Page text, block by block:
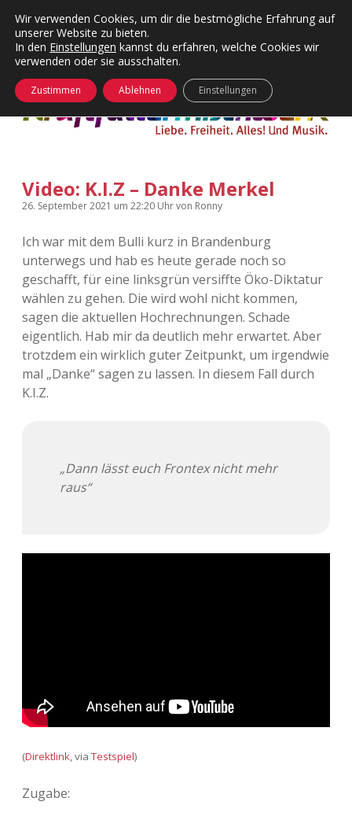
Kategorien
Menü
24 Hours Chilling
Die Wende
KFMW-Disco
Kopfkinomusik
Nur mal so
Täglicher Sinnwahn
Visuelles
KFMW-Disco
Dates
Contact
Menü
öffnen
Adventskalender 2010
Adventskalender 2011
Adventskalender 2012
Adventskalender 2013
Adventskalender 2022
Adventskalender 2023
facebook
instagram
rss soundcloud
vimeoBluesky
öffnen
Video: K.I.Z – Danke Merkel
26. September 2021 um 22:20 Uhrvon Ronny
Ich war mit dem Bulli kurz in Brandenburg
unterwegs und hab es heute gerade noch so
geschafft, für eine linksgrün versiffte Öko-Diktatur
wählen zu gehen. Die wird wohl nicht kommen,
sagen die aktuellen Hochrechnungen. Schade
eigentlich. Hab mir da deutlich mehr erwartet. Aber
trotzdem ein wirklich guter Zeitpunkt, um irgendwie
mal „Danke“ sagen zu lassen. In diesem Fall durch
K.I.Z.
„Dann lässt euch Frontex nicht mehr
raus“
(Direktlink, viaTestspiel)
Zugabe:
Wir verwenden Cookies, um dir die bestmögliche Erfahrung auf
unserer Website zu bieten.
In den Einstellungen kannst du erfahren, welche Cookies wir
verwenden oder sie ausschalten.
Zustimmen Ablehnen Einstellungen